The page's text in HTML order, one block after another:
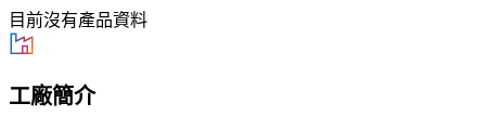
目前沒有產品資料
工廠簡介